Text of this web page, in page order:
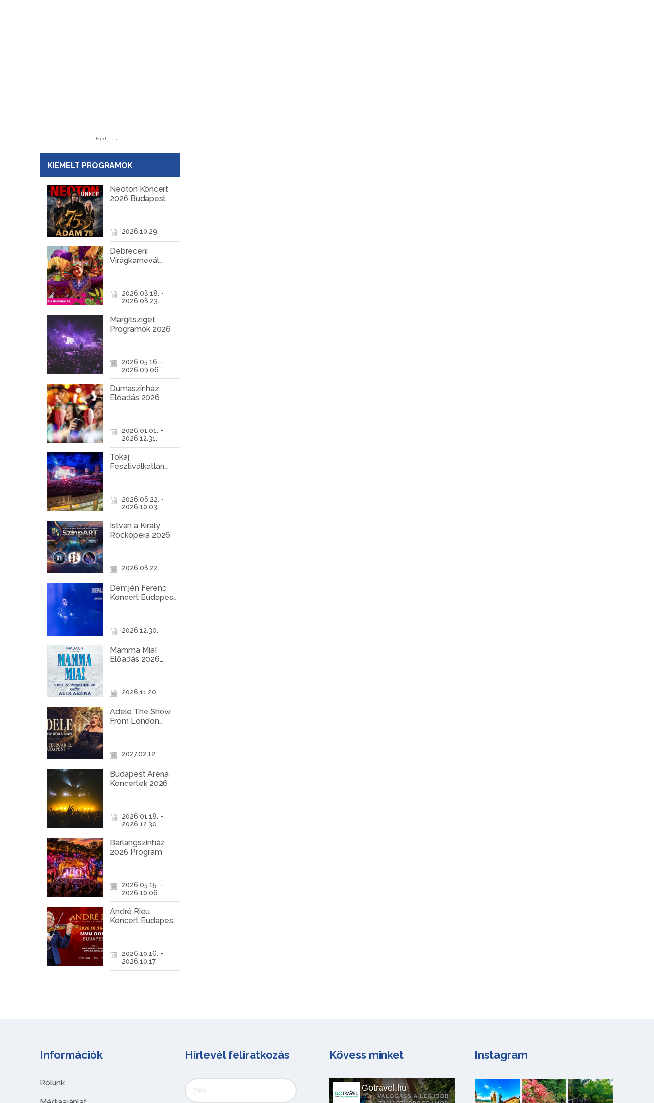
Hirdetés
KIEMELT PROGRAMOK
Neoton Koncert
2026 Budapest
2026.10.29.
Debreceni
Virágkarnevál
2026.08.18. -
2026.08.23.
Margitsziget
Programok 2026
2026.05.16. -
2026.09.06.
Dumaszínház
Előadás 2026
2026.01.01. -
2026.12.31.
Tokaj
Fesztiválkatlan
2026.06.22. -
2026.10.03.
István a Király
Rockopera 2026
2026.08.22.
Demjén Ferenc
Koncert Budapest
2026.12.30.
Mamma Mia!
Előadás 2026
2026.11.20.
Adele The Show
From London
2027.02.12.
Budapest Aréna
Koncertek 2026
2026.01.18. -
2026.12.30.
Barlangszínház
2026 Program
2026.05.15. -
2026.10.06.
André Rieu
Koncert Budapest
2026.10.16. -
2026.10.17.
Információk
Rólunk
Hírlevél feliratkozás Kövess minket
Gotravel.hu
Instagram